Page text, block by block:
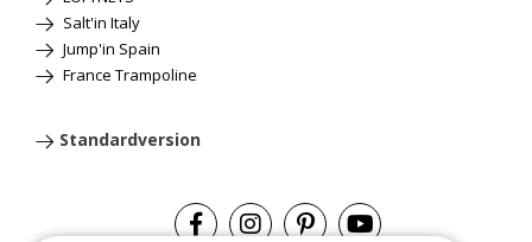
Salt'in Italy
Jump'in Spain
France Trampoline
Standardversion